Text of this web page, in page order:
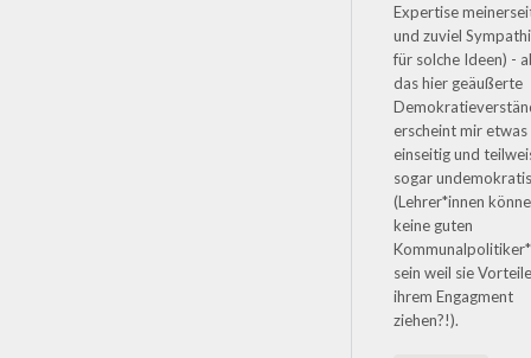
Expertise
und zuviel
für solche Ideen) -
das hier geäußerte
erscheint mir etwas
einseitig und
sogar
(Lehrer*innen
keine guten
sein weil sie
ihrem Engagment
ziehen?!).